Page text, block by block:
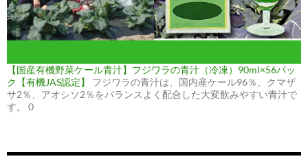
【国産有機野菜ケール青汁】フジワラの青汁（冷凍）90ml×56パッ
ク【有機JAS認定】
フジワラの青汁は、国内産ケール96％、クマザ
サ2％、アオシソ2％をバランスよく配合した大変飲みやすい青汁で
す。 0